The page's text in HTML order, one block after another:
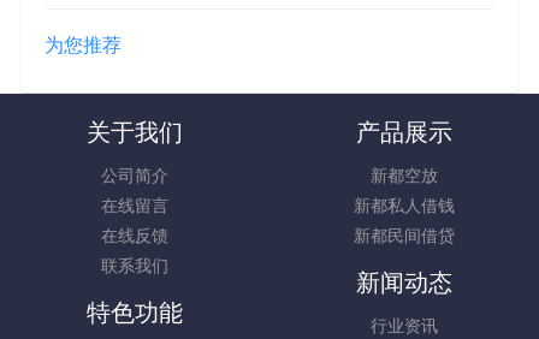
为您推荐
关于我们
公司简介
在线留言
在线反馈
联系我们
产品展示
新都空放
新都私人借钱
新都民间借贷
新闻动态
行业资讯
特色功能